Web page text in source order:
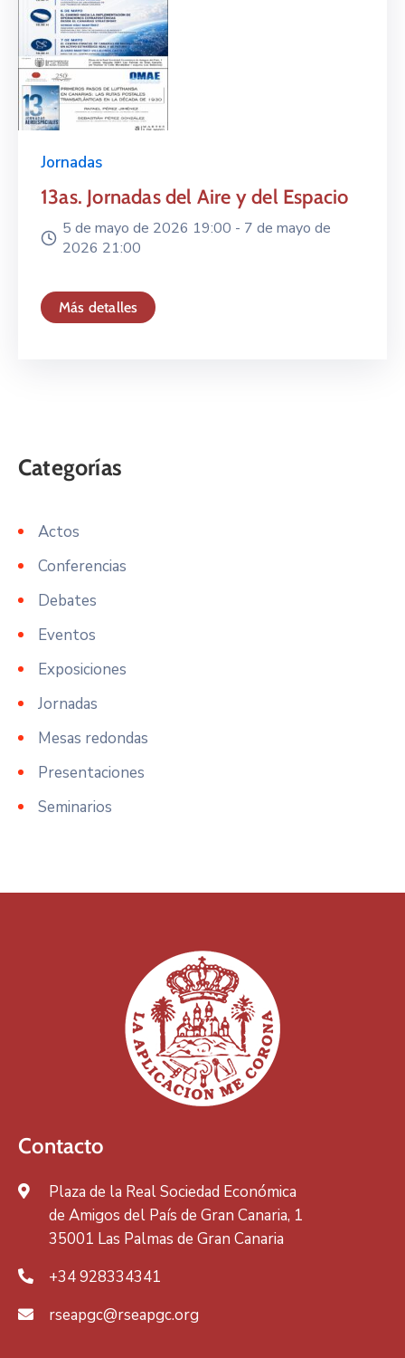
Jornadas
13as. Jornadas del Aire y del Espacio
5 de mayo de 2026 19:00 - 7 de mayo de
2026 21:00
Más detalles
Actos
Conferencias
Debates
Eventos
Exposiciones
Jornadas
Mesas redondas
Presentaciones
Seminarios
Contacto
Plaza de la Real Sociedad Económica
de Amigos del País de Gran Canaria, 1
35001 Las Palmas de Gran Canaria
+34 928334341
rseapgc@rseapgc.org